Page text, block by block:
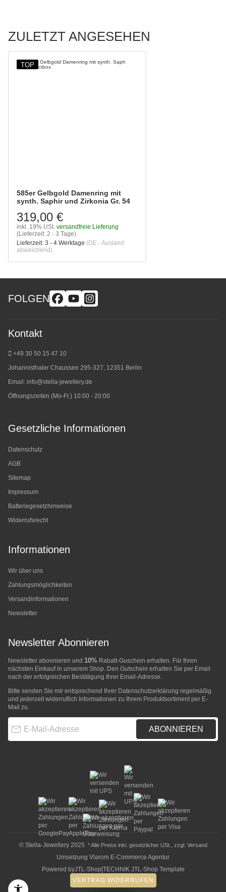
ZULETZT ANGESEHEN
TOP
585er Gelbgold Damenring mit
synth. Saphir und Zirkonia Gr. 54
319,00 €
inkl. 19% USt. versandfreie Lieferung
(Lieferzeit: 2 - 3 Tage)
Lieferzeit: 3 - 4 Werktage (DE - Ausland
abweichend)
FOLGEN
Kontakt
+49 30 50 15 47 10
Johannisthaler Chaussee 295-327, 12351 Berlin
Email: info@stella-jewellery.de
Öffnungszeiten (Mo-Fr.) 10:00 - 20:00
Gesetzliche Informationen
Datenschutz
AGB
Sitemap
Impressum
Batteriegesetzhinweise
Widerrufsrecht
Informationen
Wir über uns
Zahlungsmöglichkeiten
Versandinformationen
Newsletter
Newsletter Abonnieren
Newsletter abonnieren und 10% Rabatt-Guschein erhalten. Für Ihren
nächsten Einkauf in unserem Shop. Den Gutschein erhalten Sie per Email
nach der erfolgreichen Bestätigung Ihrer Email-Adresse.
Bitte senden Sie mir entsprechend Ihrer Datenschutzerklärung regelmäßig
und jederzeit widerruflich Informationen zu Ihrem Produktsortiment per E-
Mail zu.
ABONNIEREN
© Stella-Jewellery 2025 * Alle Preise inkl. gesetzlicher USt., zzgl. Versand
Umsetzung Vlarom E-Commerce Agentur
Powered byJTL-Shop TECHNIK JTL-Shop Template
VERTRAG WIDERRUFEN